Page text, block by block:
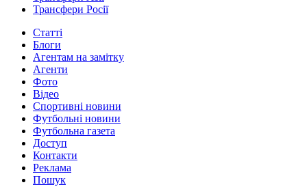
Трансфери Росії
Статті
Блоги
Агентам на замітку
Агенти
Фото
Відео
Спортивні новини
Футбольні новини
Футбольна газета
Доступ
Контакти
Реклама
Пошук